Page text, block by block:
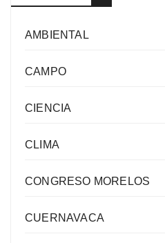
AMBIENTAL
CAMPO
CIENCIA
CLIMA
CONGRESO MORELOS
CUERNAVACA